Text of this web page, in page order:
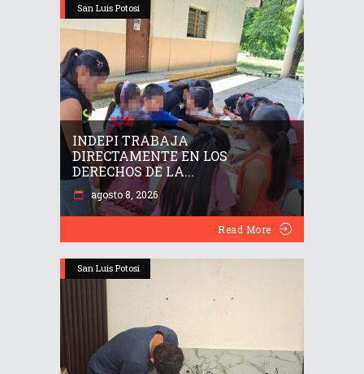
San Luis Potosí
INDEPI TRABAJA
DIRECTAMENTE EN LOS
DERECHOS DE LA...
agosto 8, 2026
Read More
San Luis Potosí